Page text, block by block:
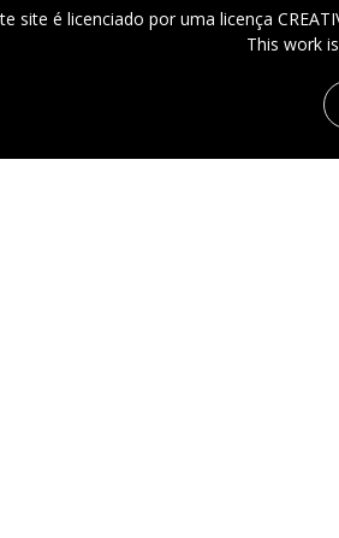
site é licenciado por uma licença
This work